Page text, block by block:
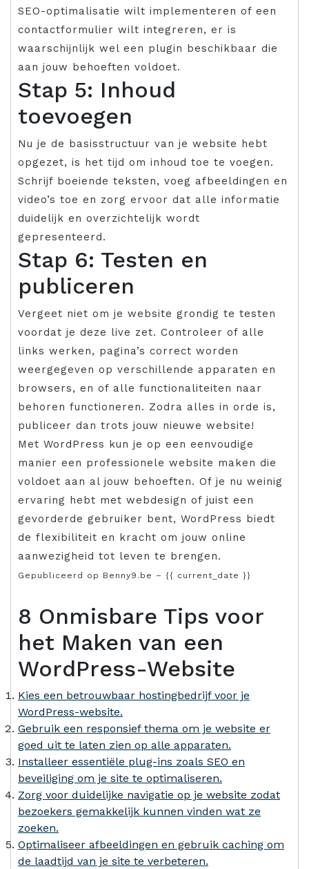
SEO-optimalisatie wilt implementeren of een
contactformulier wilt integreren, er is
waarschijnlijk wel een plugin beschikbaar die
aan jouw behoeften voldoet.
Stap 5: Inhoud
toevoegen
Nu je de basisstructuur van je website hebt
opgezet, is het tijd om inhoud toe te voegen.
Schrijf boeiende teksten, voeg afbeeldingen en
video’s toe en zorg ervoor dat alle informatie
duidelijk en overzichtelijk wordt
gepresenteerd.
Stap 6: Testen en
publiceren
Vergeet niet om je website grondig te testen
voordat je deze live zet. Controleer of alle
links werken, pagina’s correct worden
weergegeven op verschillende apparaten en
browsers, en of alle functionaliteiten naar
behoren functioneren. Zodra alles in orde is,
publiceer dan trots jouw nieuwe website!
Met WordPress kun je op een eenvoudige
manier een professionele website maken die
voldoet aan al jouw behoeften. Of je nu weinig
ervaring hebt met webdesign of juist een
gevorderde gebruiker bent, WordPress biedt
de flexibiliteit en kracht om jouw online
aanwezigheid tot leven te brengen.
Gepubliceerd op Benny9.be – {{ current_date }}
8 Onmisbare Tips voor
het Maken van een
WordPress-Website
Kies een betrouwbaar hostingbedrijf voor je
WordPress-website.
Gebruik een responsief thema om je website er
goed uit te laten zien op alle apparaten.
Installeer essentiële plug-ins zoals SEO en
beveiliging om je site te optimaliseren.
Zorg voor duidelijke navigatie op je website zodat
bezoekers gemakkelijk kunnen vinden wat ze
zoeken.
Optimaliseer afbeeldingen en gebruik caching om
de laadtijd van je site te verbeteren.